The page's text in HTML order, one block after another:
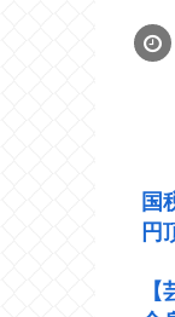
国
円